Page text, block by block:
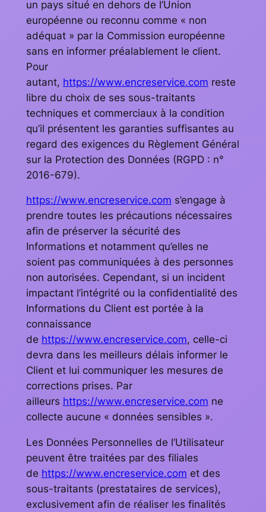
un pays situé en dehors de l’Union
européenne ou reconnu comme « non
adéquat » par la Commission européenne
sans en informer préalablement le client.
Pour
autant, https://www.encreservice.com reste
libre du choix de ses sous-traitants
techniques et commerciaux à la condition
qu’il présentent les garanties suffisantes au
regard des exigences du Règlement Général
sur la Protection des Données (RGPD : n°
2016-679).
https://www.encreservice.com s’engage à
prendre toutes les précautions nécessaires
afin de préserver la sécurité des
Informations et notamment qu’elles ne
soient pas communiquées à des personnes
non autorisées. Cependant, si un incident
impactant l’intégrité ou la confidentialité des
Informations du Client est portée à la
connaissance
de https://www.encreservice.com, celle-ci
devra dans les meilleurs délais informer le
Client et lui communiquer les mesures de
corrections prises. Par
ailleurs https://www.encreservice.com ne
collecte aucune « données sensibles ».
Les Données Personnelles de l’Utilisateur
peuvent être traitées par des filiales
de https://www.encreservice.com et des
sous-traitants (prestataires de services),
exclusivement afin de réaliser les finalités